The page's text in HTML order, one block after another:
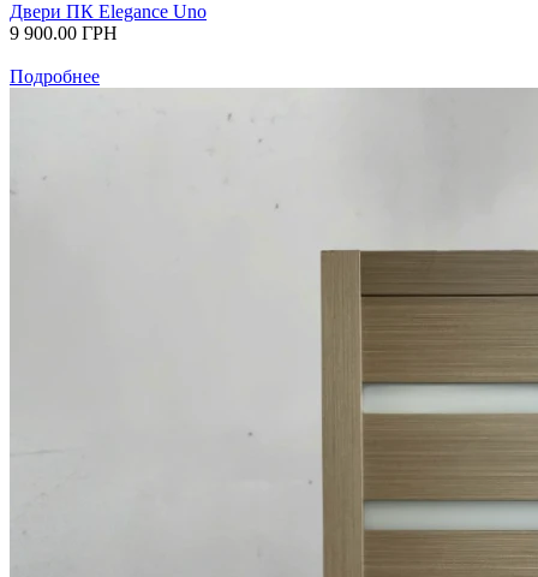
Двери ПК Elegance Uno
9 900.00 ГРН
Подробнее